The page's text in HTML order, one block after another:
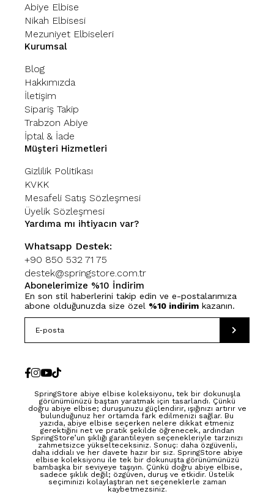
Abiye Elbise
Nikah Elbisesi
Mezuniyet Elbiseleri
Kurumsal
Blog
Hakkımızda
İletişim
Sipariş Takip
Trabzon Abiye
İptal & İade
Müşteri Hizmetleri
Gizlilik Politikası
KVKK
Mesafeli Satış Sözleşmesi
Üyelik Sözleşmesi
Yardıma mı ihtiyacın var?
Whatsapp Destek:
+90 850 532 71 75
destek@springstore.com.tr
Abonelerimize %10 İndirim
En son stil haberlerini takip edin ve e-postalarımıza
abone olduğunuzda size özel %10 indirim kazanın.
SpringStore abiye elbise koleksiyonu, tek bir dokunuşla
görünümünüzü baştan yaratmak için tasarlandı. Çünkü
doğru abiye elbise; duruşunuzu güçlendirir, ışığınızı artırır ve
bulunduğunuz her ortamda fark edilmenizi sağlar. Bu
yazıda, abiye elbise seçerken nelere dikkat etmeniz
gerektiğini net ve pratik şekilde öğrenecek, ardından
SpringStore’un şıklığı garantileyen seçenekleriyle tarzınızı
zahmetsizce yükselteceksiniz. Sonuç: daha özgüvenli,
daha iddialı ve her davete hazır bir siz. SpringStore abiye
elbise koleksiyonu ile tek bir dokunuşta görünümünüzü
bambaşka bir seviyeye taşıyın. Çünkü doğru abiye elbise,
sadece şıklık değil; özgüven, duruş ve etkidir. Üstelik
seçiminizi kolaylaştıran net seçeneklerle zaman
kaybetmezsiniz.